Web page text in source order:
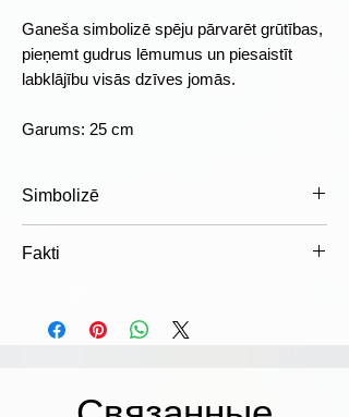
Ganeša simbolizē spēju pārvarēt grūtības,
pieņemt gudrus lēmumus un piesaistīt
labklājību visās dzīves jomās.
Garums: 25 cm
Simbolizē
Veiksmi un labklājību
Šķēršļu pārvarēšanu
Panākumus darbā un biznesā
Fakti
galvas, kas simbolizē gudrību,
svētību pirms jauna projekta,